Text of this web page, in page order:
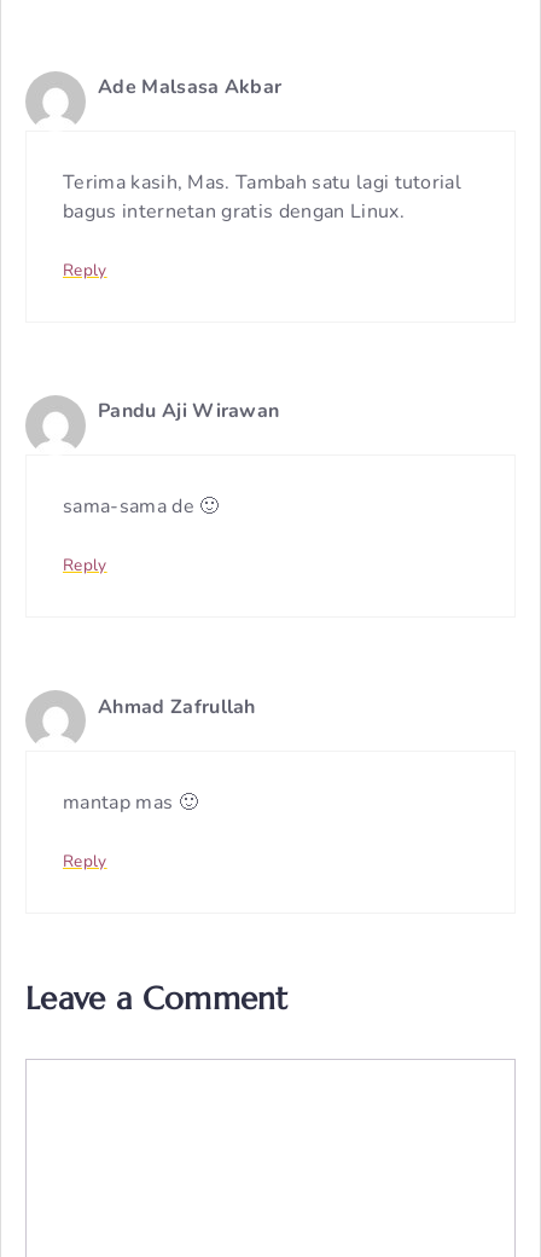
Ade Malsasa Akbar
Terima kasih, Mas. Tambah satu lagi tutorial
bagus internetan gratis dengan Linux.
Reply
Pandu Aji Wirawan
sama-sama de 🙂
Reply
Ahmad Zafrullah
mantap mas 🙂
Reply
Leave a Comment